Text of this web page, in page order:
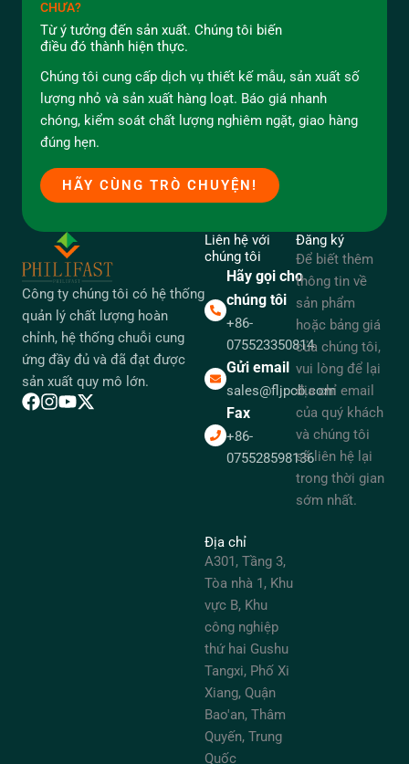
CHƯA?
Từ ý tưởng đến sản xuất. Chúng tôi biến
điều đó thành hiện thực.
Chúng tôi cung cấp dịch vụ thiết kế mẫu, sản xuất số
lượng nhỏ và sản xuất hàng loạt. Báo giá nhanh
chóng, kiểm soát chất lượng nghiêm ngặt, giao hàng
đúng hẹn.
HÃY CÙNG TRÒ CHUYỆN!
Công ty chúng tôi có hệ thống
quản lý chất lượng hoàn
chỉnh, hệ thống chuỗi cung
ứng đầy đủ và đã đạt được
sản xuất quy mô lớn.
Liên hệ với
chúng tôi
Hãy gọi cho
chúng tôi
+86-
075523350814
Gửi email
sales@fljpcb.com
Fax
+86-
075528598136
Đăng ký
Để biết thêm
thông tin về
sản phẩm
hoặc bảng giá
của chúng tôi,
vui lòng để lại
địa chỉ email
của quý khách
và chúng tôi
sẽ liên hệ lại
trong thời gian
sớm nhất.
Địa chỉ
A301, Tầng 3,
Tòa nhà 1, Khu
vực B, Khu
công nghiệp
thứ hai Gushu
Tangxi, Phố Xi
Xiang, Quận
Bao'an, Thâm
Quyến, Trung
Quốc